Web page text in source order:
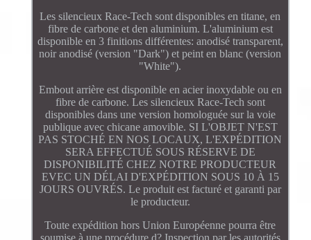
Les silencieux Race-Tech sont disponibles en titane, en
fibre de carbone et den aluminium. L'aluminium est
disponible en 3 finitions différentes: anodisé transparent,
noir anodisé (version "Dark") et peint en blanc (version
"White").
Embout arrière est disponible en acier inoxydable ou en
fibre de carbone. Les silencieux Race-Tech sont
disponibles dans une version homologuée sur la voie
publique avec chicane amovible. SI L'OBJET N'EST
PAS STOCHÉ EN NOS LOCAUX, L'EXPÉDITION
SERA EFFECTUÉ SOUS RÉSERVE DE
DISPONIBILITÉ CHEZ NOTRE PRODUCTEUR
EVEC UN DÉLAI D'EXPÉDITION SOUS 10 À 15
JOURS OUVRÉS. Le produit est facturé et garanti par
le producteur.
Toute expédition hors Union Européenne pourra être